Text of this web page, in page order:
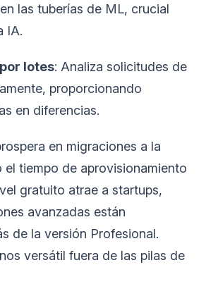
las tuberías de ML, crucial
IA.
lotes: Analiza solicitudes de
proporcionando
en diferencias.
en migraciones a la
el tiempo de aprovisionamiento
gratuito atrae a startups,
avanzadas están
de la versión Profesional.
versátil fuera de las pilas de